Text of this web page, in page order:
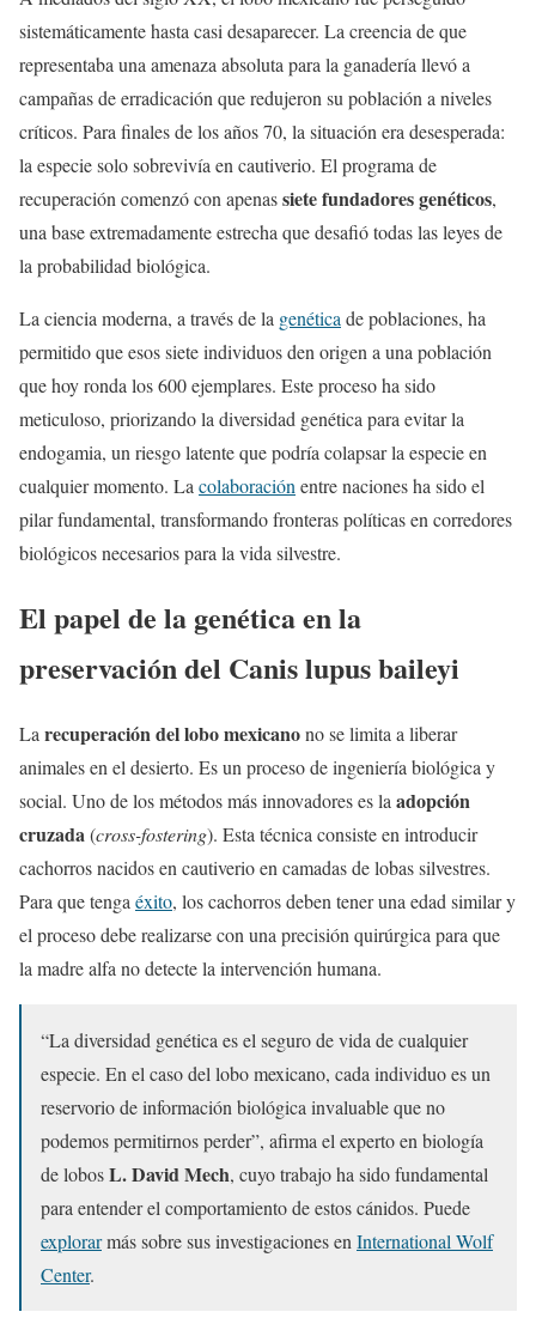
sistemáticamente hasta casi desaparecer. La creencia de que
representaba una amenaza absoluta para la ganadería llevó a
campañas de erradicación que redujeron su población a niveles
críticos. Para finales de los años 70, la situación era desesperada:
la especie solo sobrevivía en cautiverio. El programa de
recuperación comenzó con apenassiete fundadores genéticos,
una base extremadamente estrecha que desafió todas las leyes de
la probabilidad biológica.
La ciencia moderna, a través de la genética de poblaciones, ha
permitido que esos siete individuos den origen a una población
que hoy ronda los 600 ejemplares. Este proceso ha sido
meticuloso, priorizando la diversidad genética para evitar la
endogamia, un riesgo latente que podría colapsar la especie en
cualquier momento. La colaboración entre naciones ha sido el
pilar fundamental, transformando fronteras políticas en corredores
biológicos necesarios para la vida silvestre.
El papel de la genética en la
preservación del Canis lupus baileyi
Larecuperación del lobo mexicanono se limita a liberar
animales en el desierto. Es un proceso de ingeniería biológica y
social. Uno de los métodos más innovadores es laadopción
cruzada(cross-fostering). Esta técnica consiste en introducir
cachorros nacidos en cautiverio en camadas de lobas silvestres.
Para que tengaéxito, los cachorros deben tener una edad similar y
el proceso debe realizarse con una precisión quirúrgica para que
la madre alfa no detecte la intervención humana.
“La diversidad genética es el seguro de vida de cualquier
especie. En el caso del lobo mexicano, cada individuo es un
reservorio de información biológica invaluable que no
podemos permitirnos perder”, afirma el experto en biología
de lobosL. David Mech, cuyo trabajo ha sido fundamental
para entender el comportamiento de estos cánidos. Puede
explorarmás sobre sus investigaciones enInternational Wolf
Center.